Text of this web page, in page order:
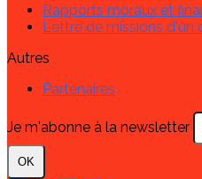
Rapports moraux et
Lettre de missions d'un
Autres
Partenaires
Je m'abonne à la newsletter
OK